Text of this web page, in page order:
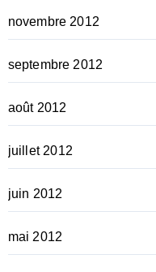
novembre 2012
septembre 2012
août 2012
juillet 2012
juin 2012
mai 2012